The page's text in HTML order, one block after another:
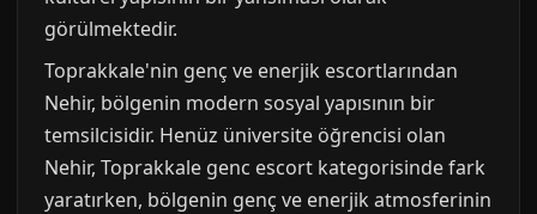
görülmektedir.
Toprakkale'nin genç ve enerjik escortlarından
Nehir, bölgenin modern sosyal yapısının bir
temsilcisidir. Henüz üniversite öğrencisi olan
Nehir, Toprakkale genc escort kategorisinde fark
yaratırken, bölgenin genç ve enerjik atmosferinin